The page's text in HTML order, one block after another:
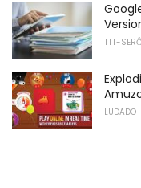
TTT-
LUDADO